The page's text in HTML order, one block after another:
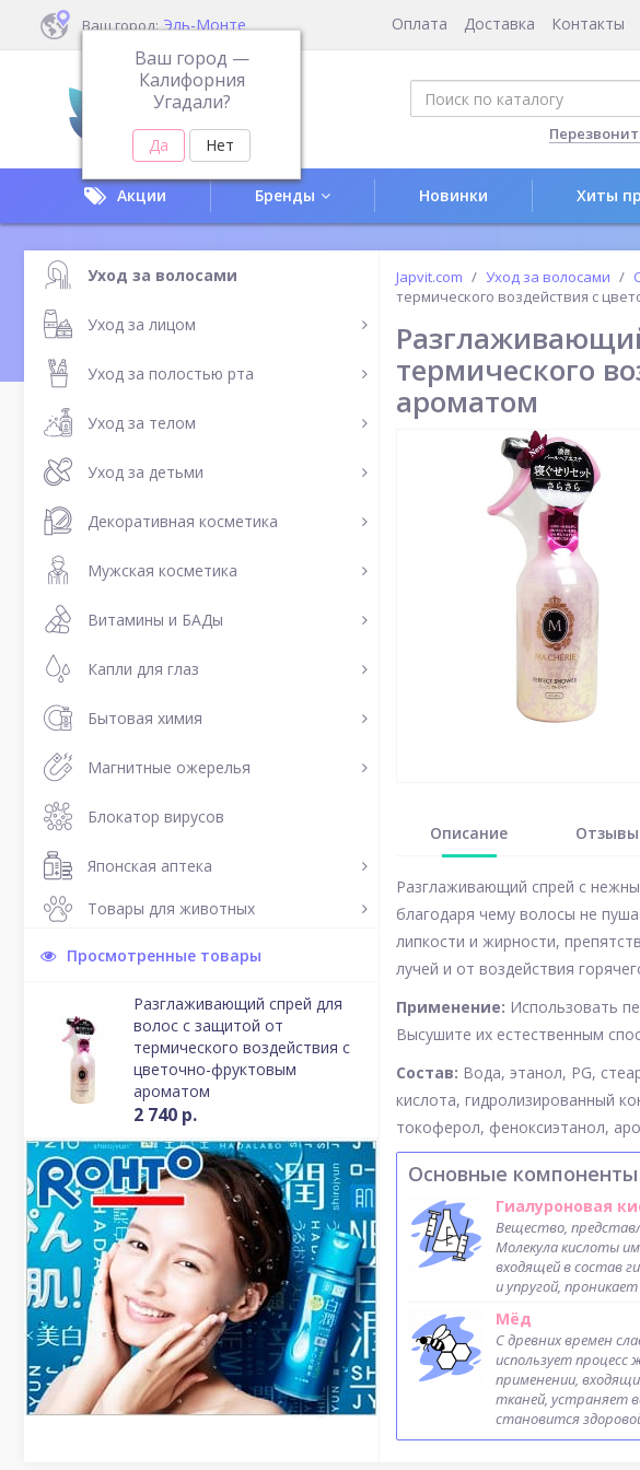
Ваш город: Эль-Монте
Ваш город —
Калифорния
Угадали?
Оплата Доставка Контакты
Акции Бренды Новинки Хиты
Уход за волосами
Уход за лицом
Уход за полостью рта
Уход за телом
Уход за детьми
Декоративная косметика
Мужская косметика
Витамины и БАДы
Капли для глаз
Бытовая химия
Магнитные ожерелья
Блокатор вирусов
Японская аптека
Товары для животных
Просмотренные товары
Разглаживающий спрей для
волос с защитой от
термического воздействия с
цветочно-фруктовым
ароматом
2 740 р.
Japvit.com Уход за волосами
термического воздействия с
термического
ароматом
Описание Отзывы
Разглаживающий спрей с
благодаря чему волосы не
липкости и жирности,
лучей и от воздействия
Применение: Использовать
Высушите их естественным
Состав: Вода, этанол, PG,
кислота, гидролизированный
токоферол, феноксиэтанол,
Основные компоненты
Гиалуроновая
Вещество,
Молекула кислоты
входящей в состав
и упругой,
Мёд
С древних времен
использует процесс
применении,
тканей, устраняет
становится